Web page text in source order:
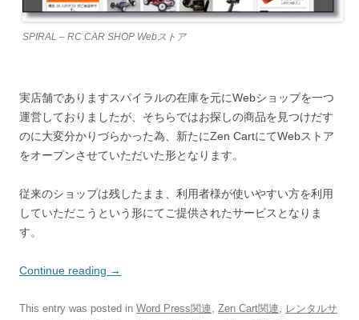
SPIRAL – RC CAR SHOP Webストア
実店舗でありますスパイラルの在庫を元にWebショップを一つ
運営しておりましたが、そちらではお探しの商品を見つけだす
のに大変分かりづらかった為、新たにZen CartにてWebストア
をオープンさせていただいた形となります。
従来のショップは残したまま、利用者様が使いやすい方を利用
していただこうという形にてご提供されたサービスとなりま
す。
Continue reading →
This entry was posted in Word Press関連 Zen Cart関連
レンタルサ